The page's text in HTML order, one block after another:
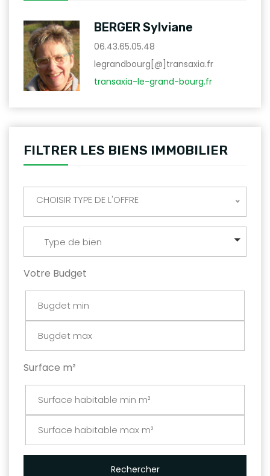
BERGER Sylviane
06.43.65.05.48
legrandbourg[@]transaxia.fr
transaxia-le-grand-bourg.fr
FILTRER LES BIENS IMMOBILIER
CHOISIR TYPE DE L'OFFRE
Type de bien
Votre Budget
Surface m²
Rechercher